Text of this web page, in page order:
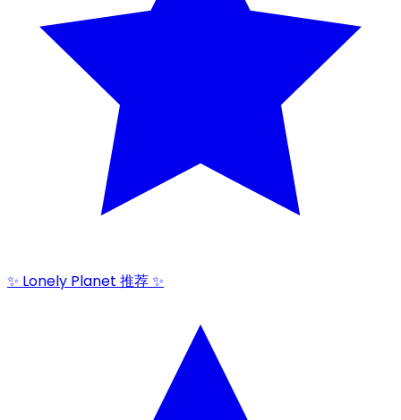
✨ Lonely Planet 推荐 ✨